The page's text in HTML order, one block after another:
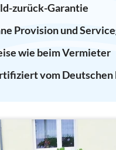
zurück-Garantie
Provision und
wie beim Vermieter
vom Deutschen